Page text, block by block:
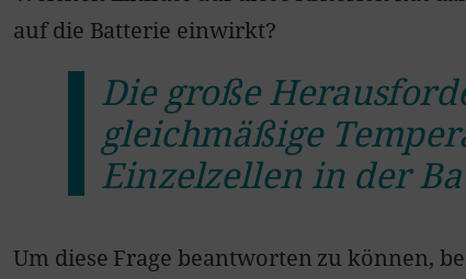
auf die Batterie einwirkt?
Die große
gleichmäßige
Einzelzellen in der
Um diese Frage beantworten zu können,